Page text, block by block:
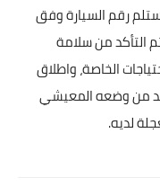
رقم السيارة وفق
الاعاقة رقم ٣٨ لسنة ٢٠١٣ فيتم التأكد من سلامة
الخاصة، واطلاق
من وضعه المعيشي
لديه.